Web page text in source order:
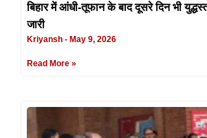
बिहार में आंधी-तूफान के बाद दूसरे दिन भी
जारी
Kriyansh May 9, 2026
Read More »